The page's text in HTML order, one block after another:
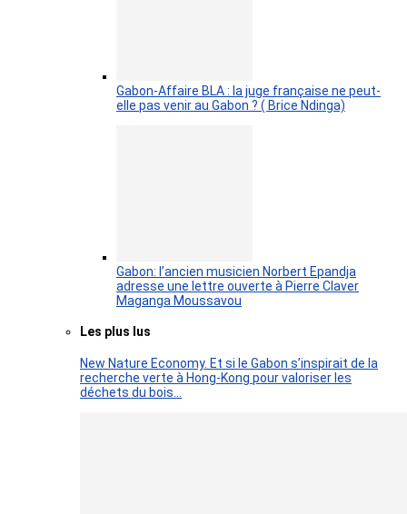
Gabon-Affaire BLA : la juge française ne peut-
elle pas venir au Gabon ? ( Brice Ndinga)
Gabon: l’ancien musicien Norbert Epandja
adresse une lettre ouverte à Pierre Claver
Maganga Moussavou
Les plus lus
New Nature Economy. Et si le Gabon s’inspirait de la
recherche verte à Hong-Kong pour valoriser les
déchets du bois…